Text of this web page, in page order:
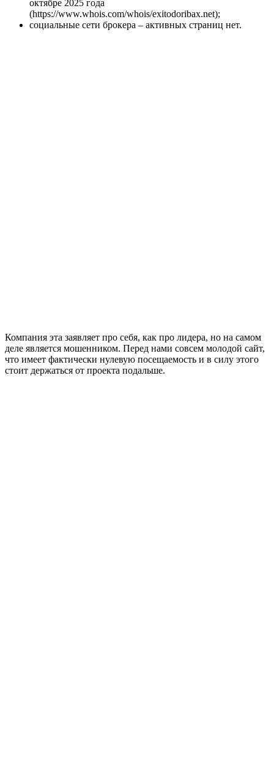
октябре 2025 года
(https://www.whois.com/whois/exitodoribax.net);
социальные сети брокера – активных страниц нет.
Компания эта заявляет про себя, как про лидера, но на самом
деле является мошенником. Перед нами совсем молодой сайт,
что имеет фактически нулевую посещаемость и в силу этого
стоит держаться от проекта подальше.